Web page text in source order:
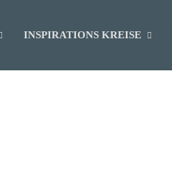
INSPIRATIONS KREISE